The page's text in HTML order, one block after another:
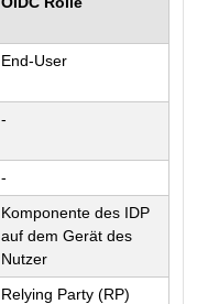
End-User
-
-
Komponente des IDP
auf dem Gerät des
Nutzer
Relying Party (RP)